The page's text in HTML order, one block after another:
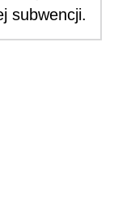
subwencji.